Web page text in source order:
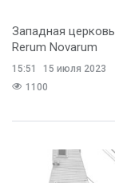
Западная
Rerum Novarum
15:51
15 июля 2023
1100